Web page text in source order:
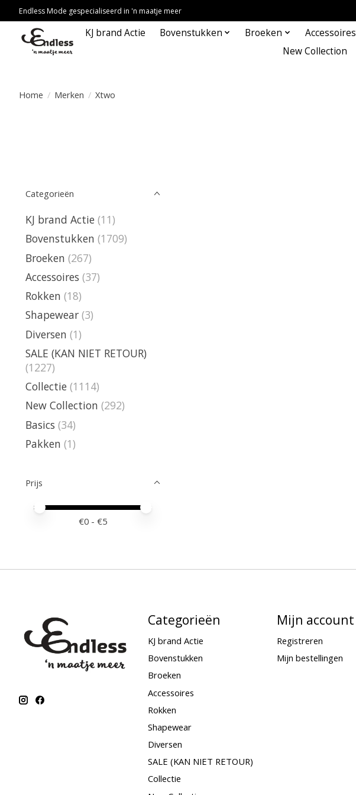
Endless Mode gespecialiseerd in 'n maatje meer
KJ brand Actie Bovenstukken Broeken Accessoires
New Collection
Home / Merken / Xtwo
Categorieën
KJ brand Actie (11)
Bovenstukken (1709)
Broeken (267)
Accessoires (37)
Rokken (18)
Shapewear (3)
Diversen (1)
SALE (KAN NIET RETOUR)
(1227)
Collectie (1114)
New Collection (292)
Basics (34)
Pakken (1)
Prijs
Minimale prijswaarde
Price maximum value
€0 - €5
Categorieën
KJ brand Actie
Bovenstukken
Broeken
Accessoires
Rokken
Shapewear
Diversen
SALE (KAN NIET RETOUR)
Collectie
Mijn account
Registreren
Mijn bestellingen